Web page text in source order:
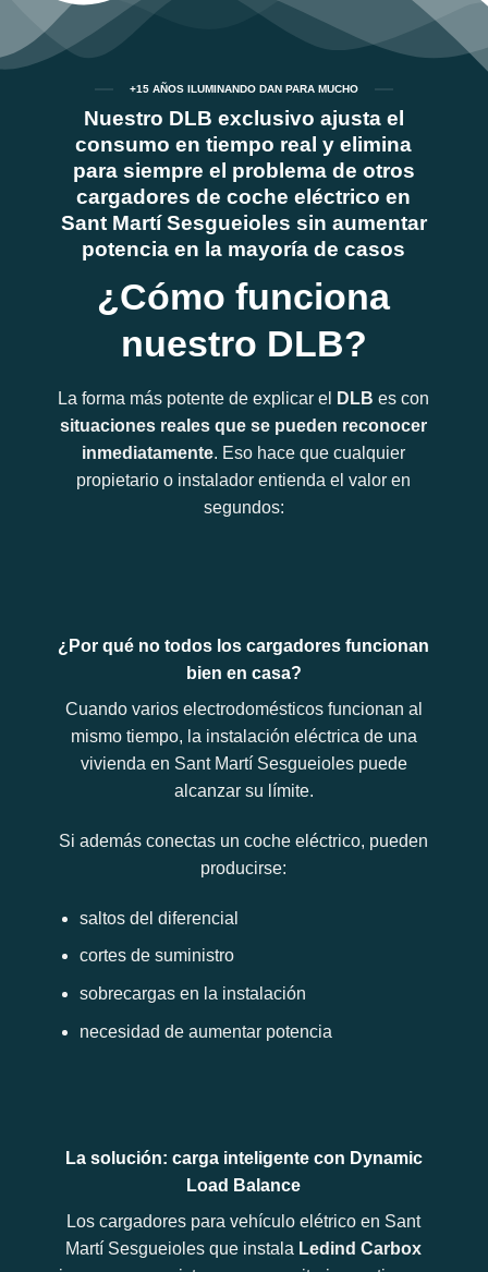
+15 AÑOS ILUMINANDO DAN PARA MUCHO
Nuestro DLB exclusivo ajusta el
consumo en tiempo real y elimina
para siempre el problema de otros
cargadores de coche eléctrico en
Sant Martí Sesgueioles sin aumentar
potencia en la mayoría de casos
¿Cómo funciona
nuestro DLB?
La forma más potente de explicar el DLB es con
situaciones reales que se pueden reconocer
inmediatamente. Eso hace que cualquier
propietario o instalador entienda el valor en
segundos:
¿Por qué no todos los cargadores funcionan
bien en casa?
Cuando varios electrodomésticos funcionan al
mismo tiempo, la instalación eléctrica de una
vivienda en Sant Martí Sesgueioles puede
alcanzar su límite.
Si además conectas un coche eléctrico, pueden
producirse:
saltos del diferencial
cortes de suministro
sobrecargas en la instalación
necesidad de aumentar potencia
La solución: carga inteligente con Dynamic
Load Balance
Los cargadores para vehículo elétrico en Sant
Martí Sesgueioles que instala Ledind Carbox